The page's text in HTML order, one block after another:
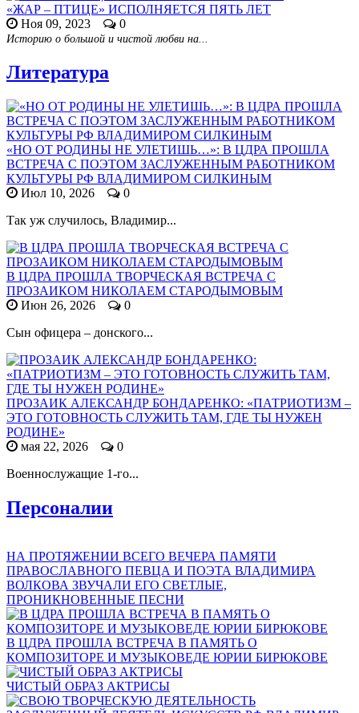
«ЖАР – ПТИЦЕ» ИСПОЛНЯЕТСЯ ПЯТЬ ЛЕТ
Ноя 09, 2023
0
Историю о большой и чистой любви на...
Литература
«НО ОТ РОДИНЫ НЕ УЛЕТИШЬ…»: В ЦДРА ПРОШЛА
ВСТРЕЧА С ПОЭТОМ ЗАСЛУЖЕННЫМ РАБОТНИКОМ
КУЛЬТУРЫ РФ ВЛАДИМИРОМ СИЛКИНЫМ
Июл 10, 2026
0
Так уж случилось, Владимир...
В ЦДРА ПРОШЛА ТВОРЧЕСКАЯ ВСТРЕЧА С
ПРОЗАИКОМ НИКОЛАЕМ СТАРОДЫМОВЫМ
Июн 26, 2026
0
Сын офицера – донского...
ПРОЗАИК АЛЕКСАНДР БОНДАРЕНКО: «ПАТРИОТИЗМ –
ЭТО ГОТОВНОСТЬ СЛУЖИТЬ ТАМ, ГДЕ ТЫ НУЖЕН
РОДИНЕ»
мая 22, 2026
0
Военнослужащие 1-го...
Персоналии
НА ПРОТЯЖЕНИИ ВСЕГО ВЕЧЕРА ПАМЯТИ
ПРАВОСЛАВНОГО ПЕВЦА И ПОЭТА ВЛАДИМИРА
ВОЛКОВА ЗВУЧАЛИ ЕГО СВЕТЛЫЕ,
ПРОНИКНОВЕННЫЕ ПЕСНИ
В ЦДРА ПРОШЛА ВСТРЕЧА В ПАМЯТЬ О
КОМПОЗИТОРЕ И МУЗЫКОВЕДЕ ЮРИИ БИРЮКОВЕ
ЧИСТЫЙ ОБРАЗ АКТРИСЫ